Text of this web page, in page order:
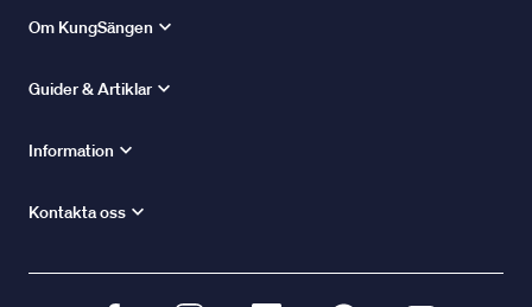
Om KungSängen
Guider & Artiklar
Information
Kontakta oss